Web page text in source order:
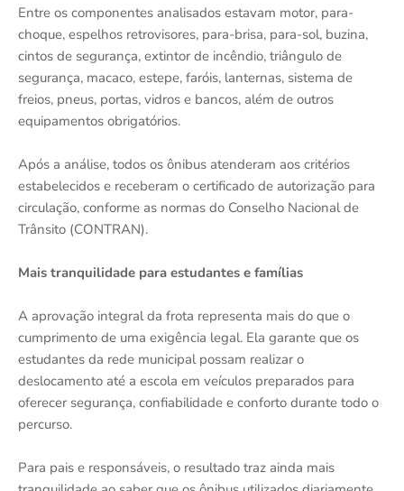
Entre os componentes analisados estavam motor, para-
choque, espelhos retrovisores, para-brisa, para-sol, buzina,
cintos de segurança, extintor de incêndio, triângulo de
segurança, macaco, estepe, faróis, lanternas, sistema de
freios, pneus, portas, vidros e bancos, além de outros
equipamentos obrigatórios.
Após a análise, todos os ônibus atenderam aos critérios
estabelecidos e receberam o certificado de autorização para
circulação, conforme as normas do Conselho Nacional de
Trânsito (CONTRAN).
Mais tranquilidade para estudantes e famílias
A aprovação integral da frota representa mais do que o
cumprimento de uma exigência legal. Ela garante que os
estudantes da rede municipal possam realizar o
deslocamento até a escola em veículos preparados para
oferecer segurança, confiabilidade e conforto durante todo o
percurso.
Para pais e responsáveis, o resultado traz ainda mais